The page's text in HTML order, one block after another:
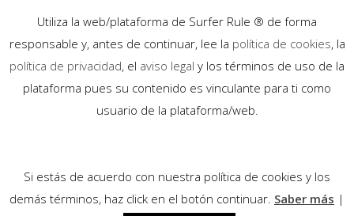
23
Utiliza la web/plataforma de Surfer Rule ® de forma
responsable y, antes de continuar, lee la política de cookies, la
política de privacidad, el aviso legal y los términos de uso de la
plataforma pues su contenido es vinculante para ti como
usuario de la plataforma/web.
Si estás de acuerdo con nuestra política de cookies y los
demás términos, haz click en el botón continuar. Saber más |